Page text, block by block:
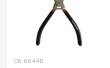
СК-6044D